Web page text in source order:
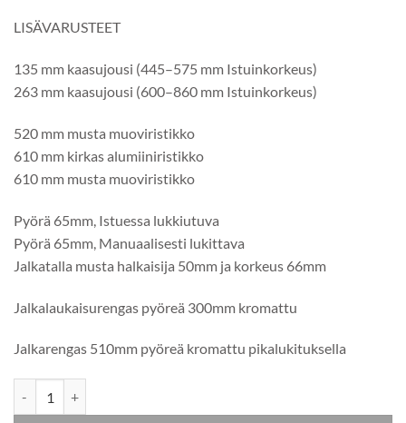
LISÄVARUSTEET
135 mm kaasujousi (445–575 mm Istuinkorkeus)
263 mm kaasujousi (600–860 mm Istuinkorkeus)
520 mm musta muoviristikko
610 mm kirkas alumiiniristikko
610 mm musta muoviristikko
Pyörä 65mm, Istuessa lukkiutuva
Pyörä 65mm, Manuaalisesti lukittava
Jalkatalla musta halkaisija 50mm ja korkeus 66mm
Jalkalaukaisurengas pyöreä 300mm kromattu
Jalkarengas 510mm pyöreä kromattu pikalukituksella